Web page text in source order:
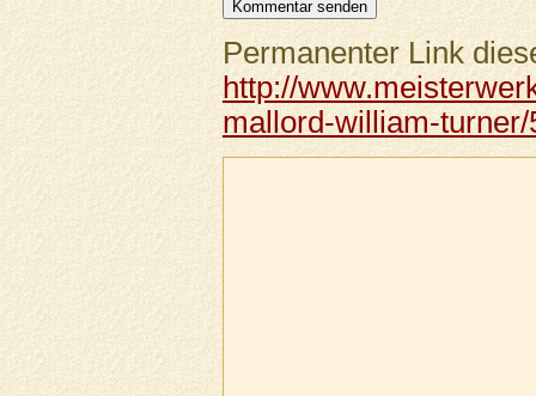
Permanenter Link
http://
mallord-william-